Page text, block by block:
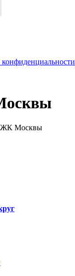
ЖК Москвы